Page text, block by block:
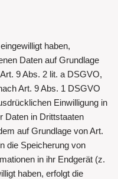
haben,
Daten auf Grundlage
9 Abs. 2 lit. a DSGVO,
Art. 9 Abs. 1 DSGVO
Einwilligung in
Daten in Drittstaaten
auf Grundlage von Art.
die Speicherung von
in ihr Endgerät (z.
haben, erfolgt die